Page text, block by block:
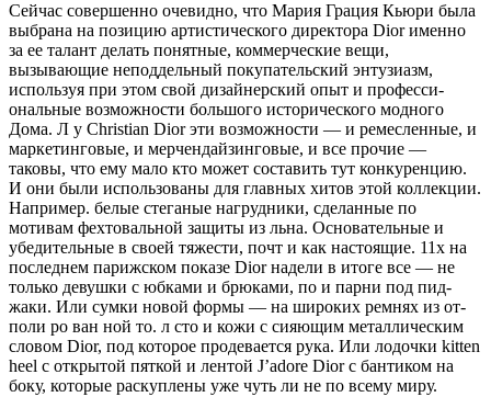
Сейчас совершенно очевидно, что Мария Грация Кьюри была
выбрана на позицию артистического директора Dior именно
за ее талант делать понятные, коммерческие вещи,
вызывающие неподдельный покупательский энтузиазм,
используя при этом свой дизайнерский опыт и професси­
ональные возможности большого исторического модного
Дома. Л у Christian Dior эти возможности — и ремесленные, и
маркетинговые, и мерчендайзинговые, и все прочие —
таковы, что ему мало кто может составить тут конкуренцию.
И они были использованы для главных хитов этой коллек­ции.
Например. белые стеганые нагрудники, сделанные по
мотивам фехтовальной защиты из льна. Основательные и
убедительные в своей тяжести, почт и как настоящие. 11х на
последнем парижском показе Dior надели в итоге все — не
только девушки с юбками и брюками, по и парни под пид­
жаки. Или сумки новой формы — на широких ремнях из от­
поли ро ван ной то. л сто и кожи с сияющим металлическим
сло­вом Dior, под которое продевается рука. Или лодочки kitten
heel с открытой пяткой и лентой J’adore Dior с бантиком на
боку, которые раскуплены уже чуть ли не по всему миру.